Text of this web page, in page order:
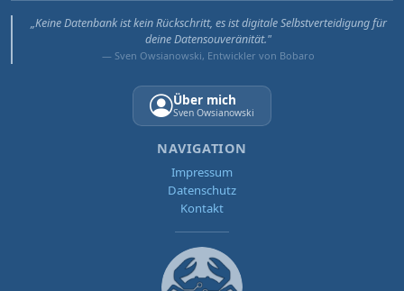
„Keine Datenbank ist kein Rückschritt, es ist digitale Selbstverteidigung für
deine Datensouveränität."
— Sven Owsianowski, Entwickler von Bobaro
Über mich
Sven Owsianowski
NAVIGATION
Impressum
Datenschutz
Kontakt